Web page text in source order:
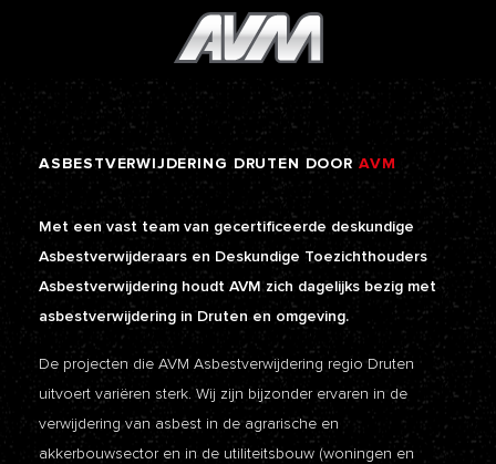
ASBESTVERWIJDERING DRUTEN DOOR AVM
Met een vast team van gecertificeerde deskundige
Asbestverwijderaars en Deskundige Toezichthouders
Asbestverwijdering houdt AVM zich dagelijks bezig met
asbestverwijdering in Druten en omgeving.
De projecten die AVM Asbestverwijdering regio Druten
uitvoert variëren sterk. Wij zijn bijzonder ervaren in de
verwijdering van asbest in de agrarische en
akkerbouwsector en in de utiliteitsbouw (woningen en